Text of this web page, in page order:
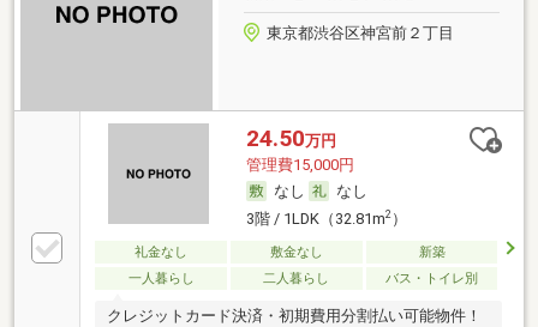
東京都渋谷区神宮前２丁目
24.50万円
管理費15,000円
なし
なし
3階 / 1LDK（32.81m2）
礼金なし 敷金なし
新築
一人暮らし
二人暮らし バス・トイレ別
クレジットカード決済・初期費用分割払い可能物件！